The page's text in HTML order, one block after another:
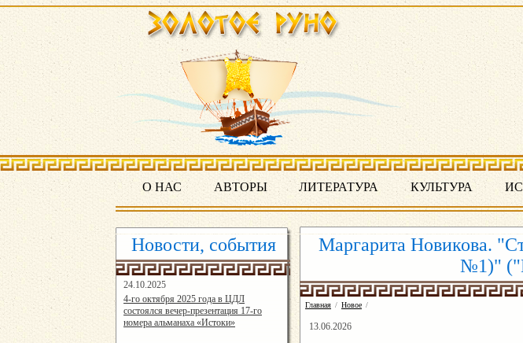
О НАС АВТОРЫ ЛИТЕРАТУРА КУЛЬТУРА
Новости, события
24.10.2025
16:19:07
4-го октября 2025 года в ЦДЛ
состоялся вечер-презентация 17-го
номера альманаха «Истоки»
Маргарита Новикова.
№1)"
Главная / Новое /
13.06.2026